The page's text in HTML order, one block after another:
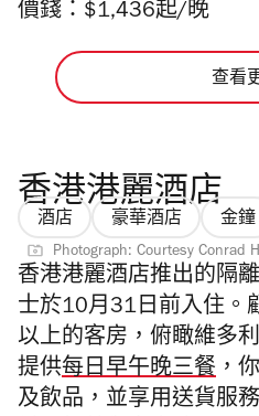
價錢： $1,436起/晚
查看
香港港麗酒店
酒店 豪華酒店 金鐘
Photograph: Courtesy Conrad
香港港麗酒店推出的隔
士於10月31日前入住。
以上的客房，俯瞰維多
提供每日早午晚三餐 ，
及飲品，並享用送貨服